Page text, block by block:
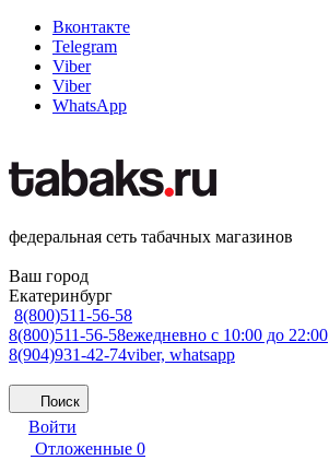
Вконтакте
Telegram
Viber
Viber
WhatsApp
федеральная сеть табачных магазинов
Ваш город
Екатеринбург
8(800)511-56-58
8(800)511-56-58ежедневно с 10:00 до 22:00
8(904)931-42-74viber, whatsapp
Поиск
Войти
Отложенные 0